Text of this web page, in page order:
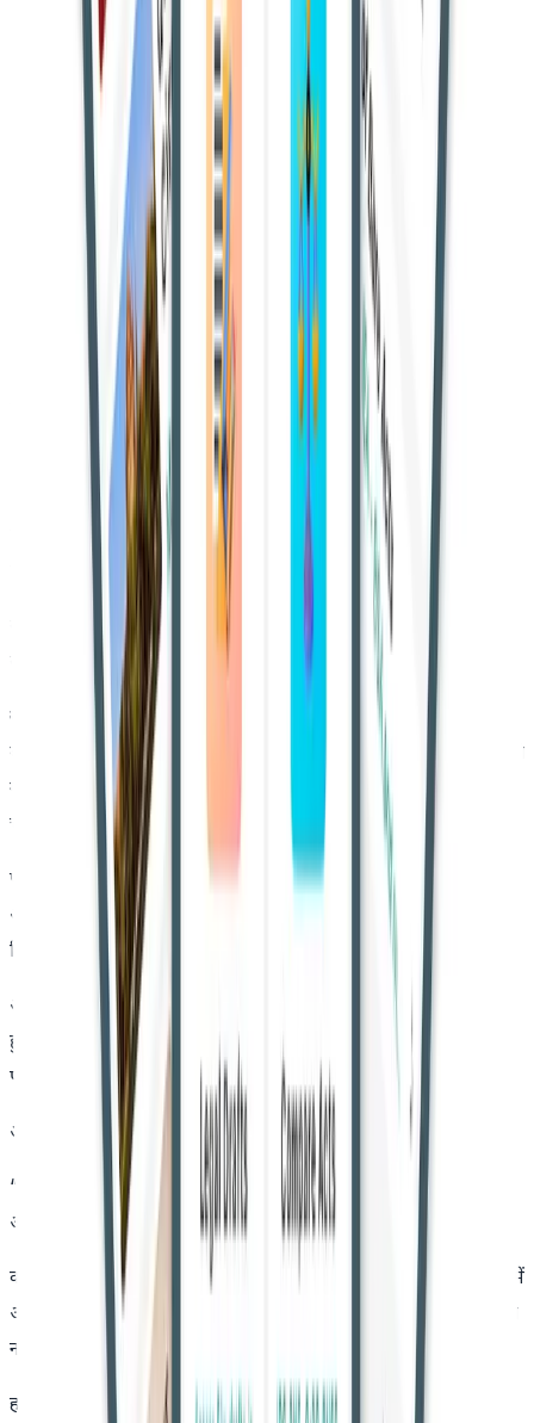
तेलंगाना हाईकोर्ट ने पति की मौत से जुड़े एक आपराधिक मामले में महिला
की दोषसिद्धि को बरकरार रखते हुए उसकी चार साल की जेल सजा को
हटाकर केवल जुर्माने में बदल दिया। अदालत ने माना कि घटना पूर्व
नियोजित हत्या नहीं थी, बल्कि अचानक हुए झगड़े और गुस्से की स्थिति में
मामले की पृष्ठभूमि
अभियोजन के अनुसार, आरोपी महिला ने अपने पति पर चाकू से हमला
किया था, जिससे उसकी मौत हो गई। ट्रायल कोर्ट ने महिला को
दंड संहिता की धारा 304 भाग-II के तहत दोषी ठहराते हुए चार साल के
कठोर कारावास और 500 रुपये जुर्माने की सजा सुनाई थी।
अपील में बचाव पक्ष ने दलील दी कि घटना का कोई प्रत्यक्षदर्शी नहीं था
और पूरा मामला परिस्थितिजन्य साक्ष्यों पर आधारित है। यह भी कहा गया
कि मृतक घटना के समय आरोपी के मायके पहुंचा था और वहां परिवार के
लोगों के साथ अभद्र व्यवहार कर रहा था।
राज्य पक्ष ने अदालत से कहा कि रिकॉर्ड पर मौजूद साक्ष्य आरोपी की
संलिप्तता साबित करने के लिए पर्याप्त हैं।
न्यायमूर्ति तिरुमाला देवी ईडा
ने गवाहों के बयान, मेडिकल रिपोर्ट और
बरामद हथियार सहित पूरे रिकॉर्ड की जांच की। अदालत ने पाया कि पड़ोसी
गवाह ने घर से झगड़े की आवाज सुनी थी और बाद में मृतक को गर्दन पर
चोट के साथ पड़ा देखा था।
पोस्टमॉर्टम रिपोर्ट में भी यह स्पष्ट हुआ कि मौत चाकू के वार से हुई गंभीर
अंदरूनी चोटों के कारण हुई थी। जांच के दौरान कथित हथियार भी बरामद
किया गया था।
अदालत ने कहा कि पति-पत्नी के संबंधों में तनाव था और घटना अचानक
हुए पारिवारिक विवाद के दौरान हुई। रिकॉर्ड के अनुसार, मृतक कथित तौर
पर गुस्से में आरोपी और उसके परिवार के साथ झगड़ा कर रहा था।
अदालत ने कहा,
“परिवार के बीच हुए झगड़े और परिस्थितियों से यह स्पष्ट होता है कि
आरोपी ने गुस्से और आवेश में यह कदम उठाया।”
कोर्ट ने माना कि मामला आईपीसी की धारा 300 के अपवाद 4 के दायरे में
आता है, जहां बिना पूर्व योजना के अचानक हुए झगड़े में हुई मौत को हत्या
नहीं माना जाता।
हाईकोर्ट ने आरोपी महिला की धारा 304 भाग-II आईपीसी के तहत